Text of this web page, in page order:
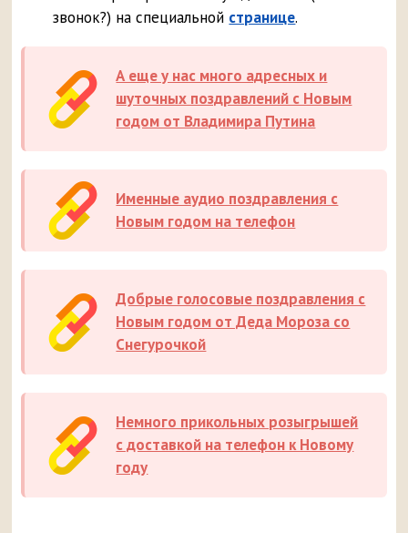
звонок?) на специальной странице.
А еще у нас много адресных и
шуточных поздравлений с Новым
годом от Владимира Путина
Именные аудио поздравления с
Новым годом на телефон
Добрые голосовые поздравления с
Новым годом от Деда Мороза со
Снегурочкой
Немного прикольных розыгрышей
с доставкой на телефон к Новому
году